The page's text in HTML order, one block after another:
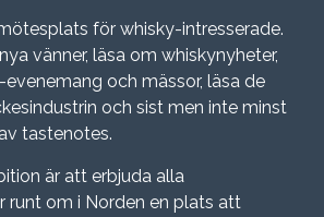
för whisky-intresserade.
vänner, läsa om whiskynyheter,
och mässor, läsa de
och sist men inte minst
tastenotes.
är att erbjuda alla
runt om i Norden en plats att